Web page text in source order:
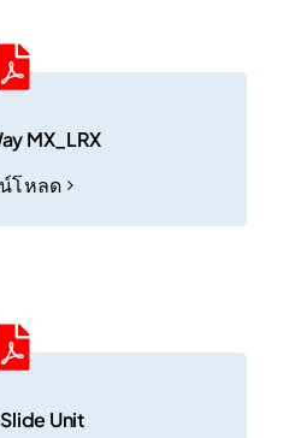
MX_LRX
โหลด
Unit